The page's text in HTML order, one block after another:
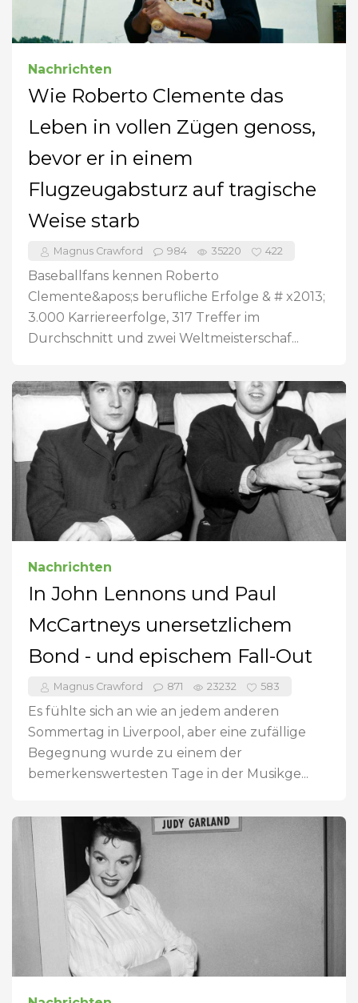
Nachrichten
Wie Roberto Clemente das
Leben in vollen Zügen genoss,
bevor er in einem
Flugzeugabsturz auf tragische
Weise starb
Magnus Crawford 984 35220 422
Baseballfans kennen Roberto
Clemente&apos;s berufliche Erfolge & # x2013;
3.000 Karriereerfolge, 317 Treffer im
Durchschnitt und zwei Weltmeisterschaf...
Nachrichten
In John Lennons und Paul
McCartneys unersetzlichem
Bond - und epischem Fall-Out
Magnus Crawford 871 23232 583
Es fühlte sich an wie an jedem anderen
Sommertag in Liverpool, aber eine zufällige
Begegnung wurde zu einem der
bemerkenswertesten Tage in der Musikge...